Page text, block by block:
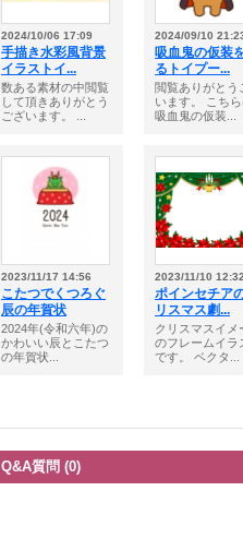
2024/10/06 17:09
手描き水彩風背景
イラストイ...
数ある素材の中閲覧
して頂きありがとう
ございます。 ...
2024/09/10
吸血鬼の仮装
るトイプー...
閲覧ありがとう
います。 こち
吸血鬼の仮装...
2023/11/17 14:56
こたつでくつろぐ
辰の年賀状
2024年(令和六年)の
かわいい辰とこたつ
の年賀状...
2023/11/10
ポインセチア
リスマス劇...
クリスマスイメ
のフレームイラ
です。 ベクタ...
Q&A質問 (0)